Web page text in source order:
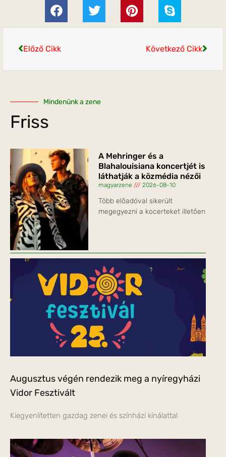
Előző Cikk Következő Cikk
Mindenünk a zene
Friss
A Mehringer és a
Blahalouisiana koncertjét is
láthatják a közmédia nézői
magyarzene 2026-08-10
Több előadóval sikerült
megegyezni a kocerteket illetően
Augusztus végén rendezik meg a nyíregyházi
Vidor Fesztivált
Kiegyenlítetten gazdag zenei és színházi kínálattal